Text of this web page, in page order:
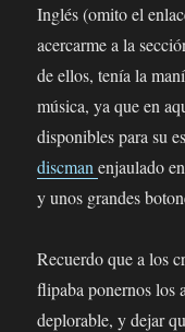
Inglés (omito el
acercarme a la
de ellos, tenía la
música, ya que en
disponibles para su
discmanenjaulado
y unos grandes
Recuerdo que a los
flipaba ponernos los
deplorable, y dejar